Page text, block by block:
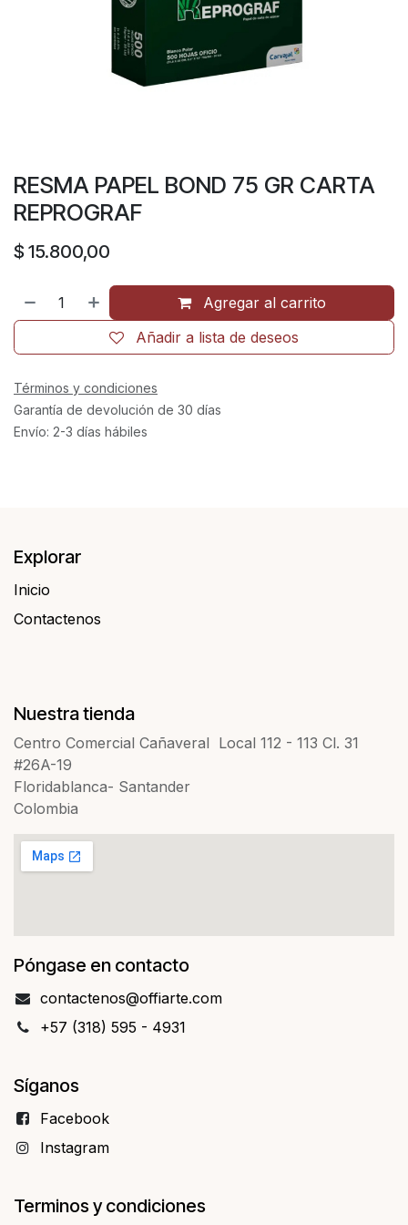
RESMA PAPEL BOND 75 GR CARTA
REPROGRAF
$ 15.800,00
Agregar al carrito
Añadir a lista de deseos
Términos y condiciones
Garantía de devolución de 30 días
Envío: 2-3 días hábiles
Explorar
Inicio
Contactenos​​
Nuestra tienda
Centro Comercial Cañaveral Local 112 - 113 Cl. 31
#26A-19
Floridablanca- Santander
Colombia
Póngase en contacto
contact​​enos@offiarte.com
+57 (318) 595 - 4931
Síganos
Facebo​​ok
Instagram
Terminos y condiciones